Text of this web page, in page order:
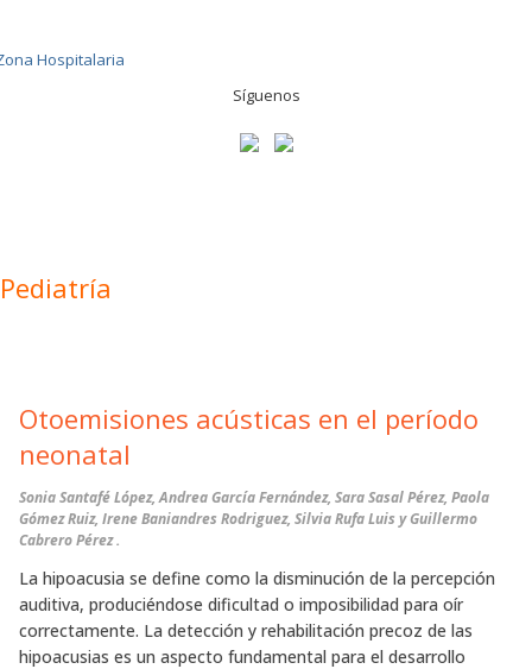
Síguenos
Pediatría
Otoemisiones acústicas en el período
neonatal
Sonia Santafé López, Andrea García Fernández, Sara Sasal Pérez, Paola
Gómez Ruiz, Irene Baniandres Rodriguez, Silvia Rufa Luis y Guillermo
Cabrero Pérez .
La hipoacusia se define como la disminución de la percepción
auditiva, produciéndose dificultad o imposibilidad para oír
correctamente. La detección y rehabilitación precoz de las
hipoacusias es un aspecto fundamental para el desarrollo